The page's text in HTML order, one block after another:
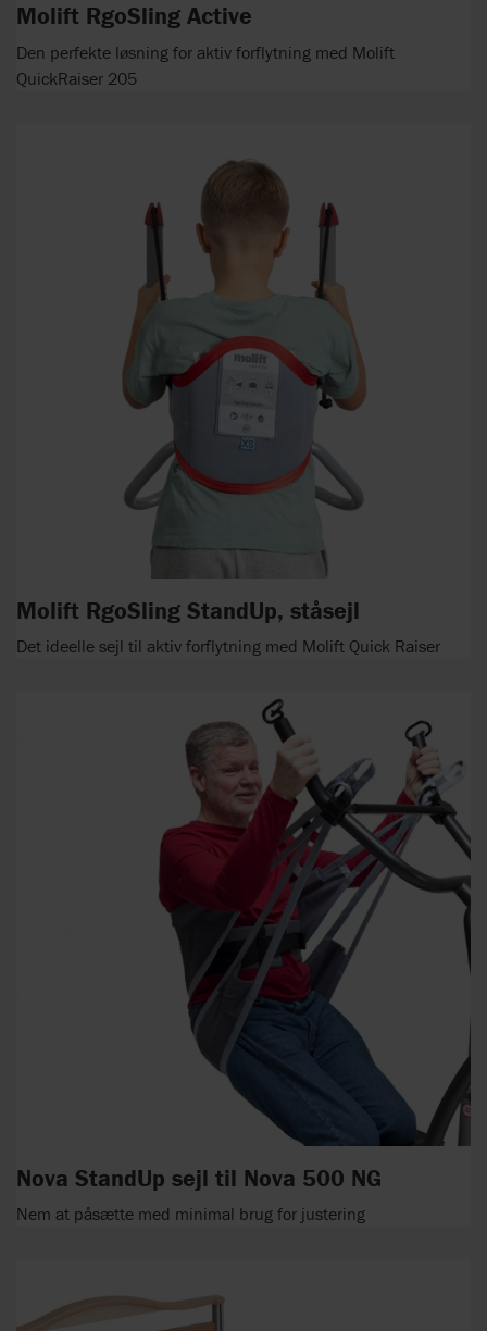
Molift RgoSling Active
Den perfekte løsning for aktiv forflytning med Molift
QuickRaiser 205
Molift RgoSling StandUp, ståsejl
Det ideelle sejl til aktiv forflytning med Molift Quick Raiser
Nova StandUp sejl til Nova 500 NG
Nem at påsætte med minimal brug for justering